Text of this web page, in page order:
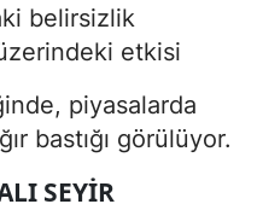
belirsizlik
etkisi
piyasalarda
bastığı görülüyor.
SEYIR